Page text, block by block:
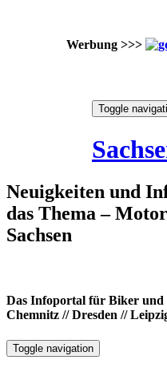
Werbung >>>
Toggle
Neuigkeiten und
das Thema –
Sachsen
Das Infoportal für Biker
Chemnitz // Dresden //
Toggle navigation